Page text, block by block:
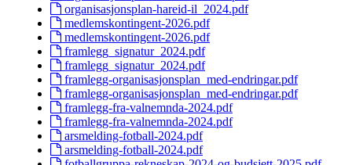
organisasjonsplan-hareid-il_2024.pdf
medlemskontingent-2026.pdf
medlemskontingent-2026.pdf
framlegg_signatur_2024.pdf
framlegg_signatur_2024.pdf
framlegg-organisasjonsplan_med-endringar.pdf
framlegg-organisasjonsplan_med-endringar.pdf
framlegg-fra-valnemnda-2024.pdf
framlegg-fra-valnemnda-2024.pdf
arsmelding-fotball-2024.pdf
arsmelding-fotball-2024.pdf